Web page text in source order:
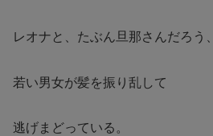
レオナと、たぶん旦那さんだろう、
若い男女が髪を振り乱して
逃げまどっている。